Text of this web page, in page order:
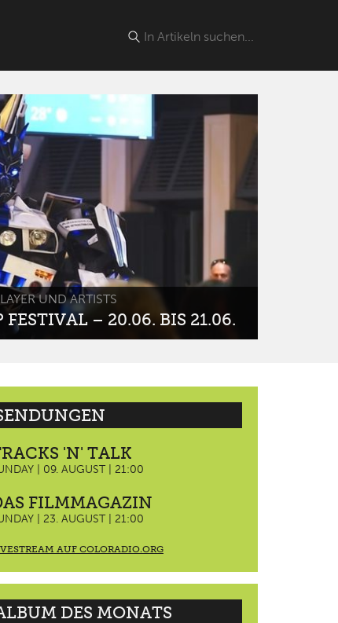
UND ARTISTS
FESTIVAL – 20.06. BIS 21.06.
'N' TALK
| 09. AUGUST | 21:00
FILMMAGAZIN
| 23. AUGUST | 21:00
AUF COLORADIO.ORG
DES MONATS